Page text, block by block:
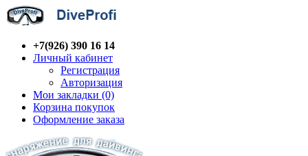
+7(926) 390 16 14
Личный кабинет
Регистрация
Авторизация
Мои закладки (0)
Корзина покупок
Оформление заказа